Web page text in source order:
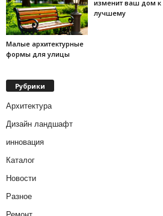
Малые архитектурные
формы для улицы
изменит ваш дом к
лучшему
Рубрики
Архитектура
Дизайн ландшафт
инновация
Каталог
Новости
Разное